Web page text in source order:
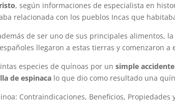
, según informaciones de especialista en
relacionada con los pueblos Incas que
de ser uno de sus principales alimentos,
llegaron a estas tierras y comenzaron a
especies de quínoas por unsimple
de espinaca lo que dio como resultado una
Contraindicaciones, Beneficios, Propiedades